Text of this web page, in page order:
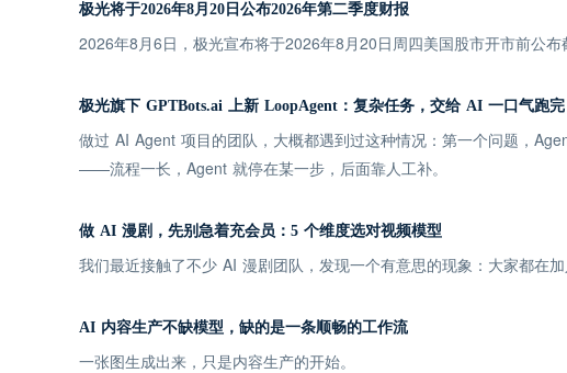
极光将于2026年8月20日公布2026年第二季度财报
2026年8月6日，极光宣布将于2026年8月20日周四美国股市开市前公布
极光旗下 GPTBots.ai 上新 LoopAgent：复杂任务，交给 AI 一口气跑完
做过 AI Agent 项目的团队，大概都遇到过这种情况：第一个问题，
——流程一长，Agent 就停在某一步，后面靠人工补。
做 AI 漫剧，先别急着充会员：5 个维度选对视频模型
我们最近接触了不少 AI 漫剧团队，发现一个有意思的现象：大家都在
AI 内容生产不缺模型，缺的是一条顺畅的工作流
一张图生成出来，只是内容生产的开始。